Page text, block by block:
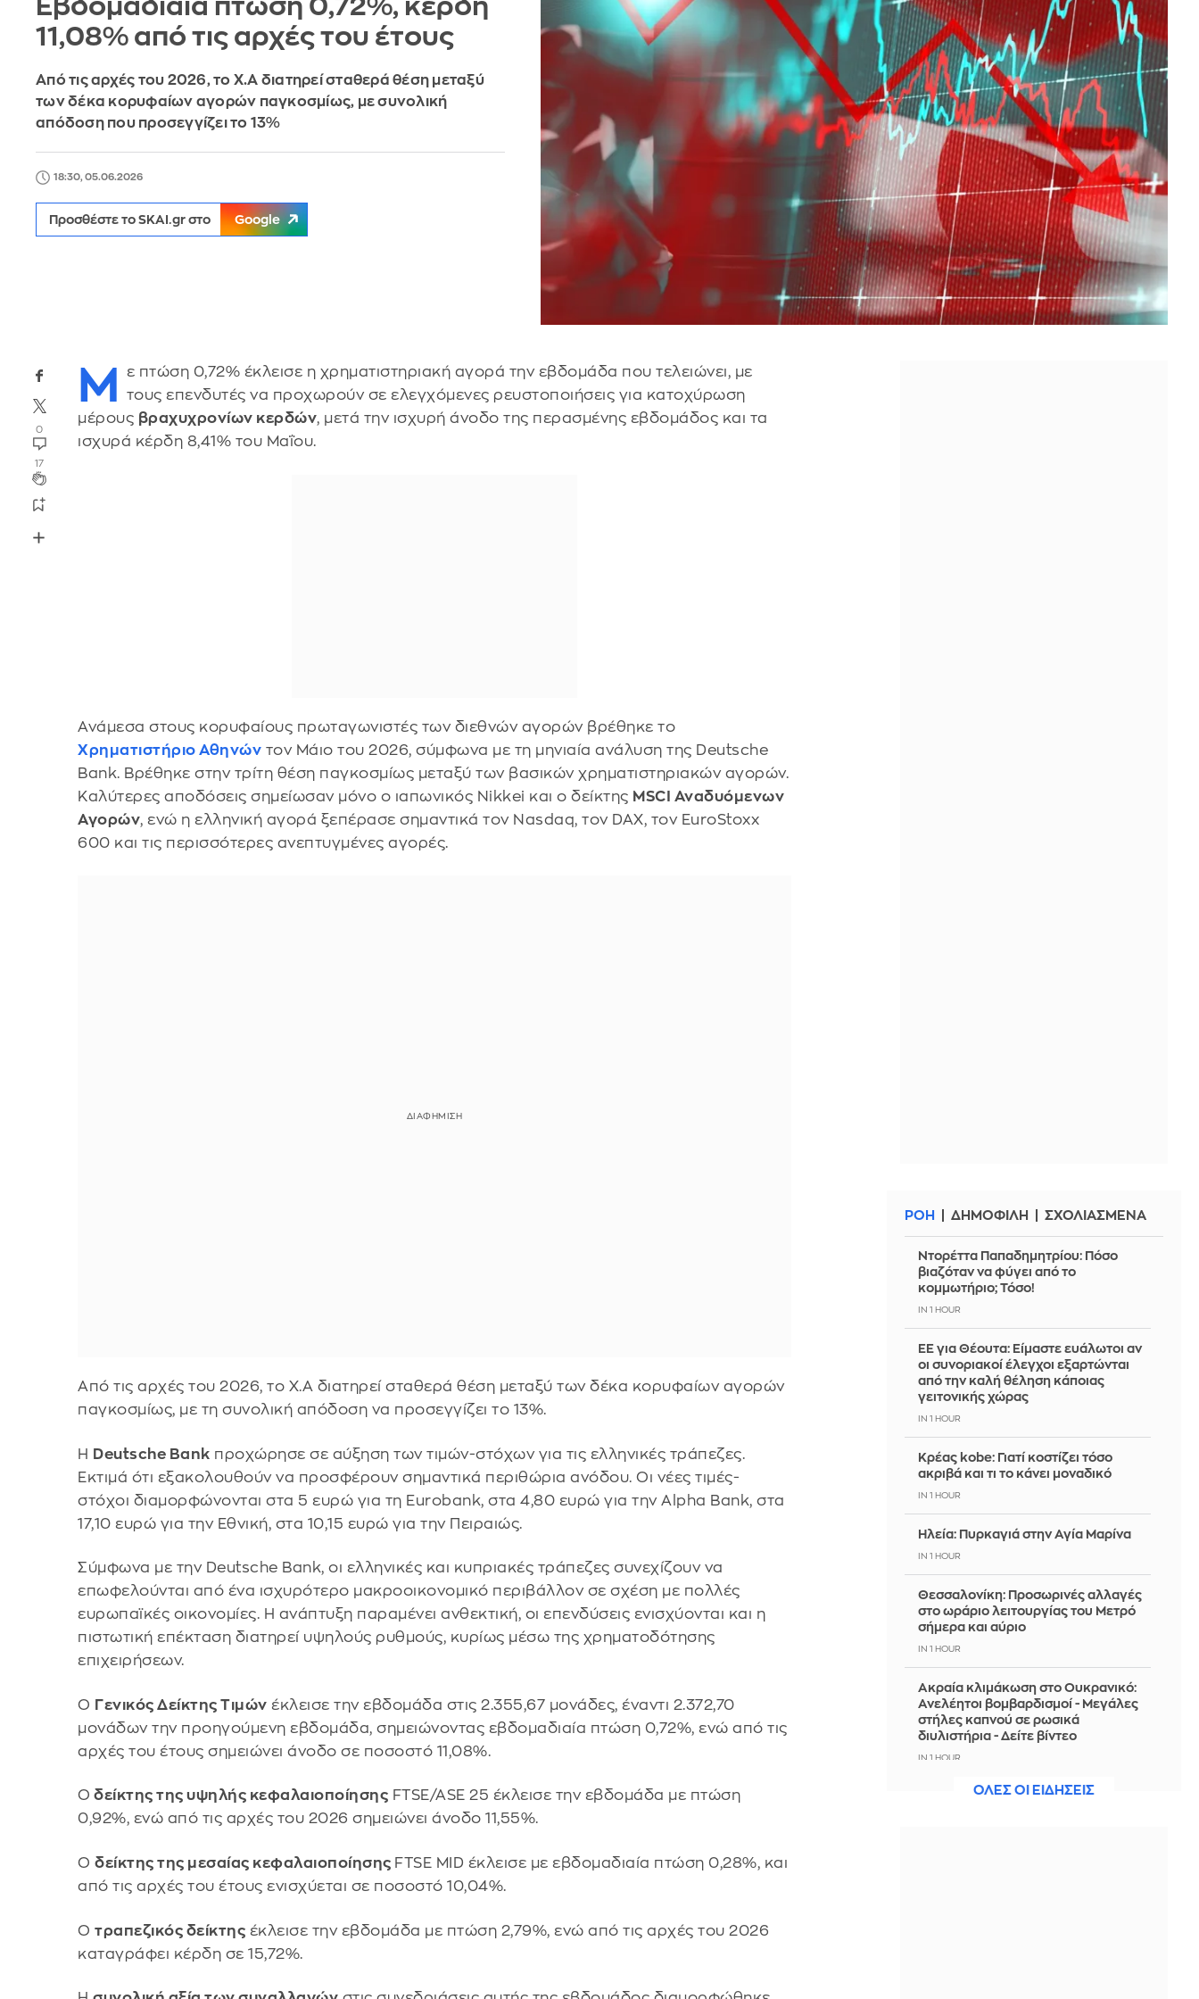
Εβδομαδιαία πτώση 0,72%, κέρδη
11,08% από τις αρχές του έτους
Από τις αρχές του 2026, το Χ.Α διατηρεί σταθερά θέση μεταξύ
των δέκα κορυφαίων αγορών παγκοσμίως, με συνολική
απόδοση που προσεγγίζει το 13%
18:30, 05.06.2026
Προσθέστε το SKAI.gr στο Google
0
17
Μ
ε πτώση 0,72% έκλεισε η χρηματιστηριακή αγορά την εβδομάδα που τελειώνει, με
τους επενδυτές να προχωρούν σε ελεγχόμενες ρευστοποιήσεις για κατοχύρωση
μέρους βραχυχρονίων κερδών, μετά την ισχυρή άνοδο της περασμένης εβδομάδος και τα
ισχυρά κέρδη 8,41% του Μαΐου.
Ανάμεσα στους κορυφαίους πρωταγωνιστές των διεθνών αγορών βρέθηκε το
Χρηματιστήριο Αθηνών τον Μάιο του 2026, σύμφωνα με τη μηνιαία ανάλυση της Deutsche
Bank. Βρέθηκε στην τρίτη θέση παγκοσμίως μεταξύ των βασικών χρηματιστηριακών αγορών.
Καλύτερες αποδόσεις σημείωσαν μόνο ο ιαπωνικός Nikkei και ο δείκτης MSCI Αναδυόμενων
Αγορών, ενώ η ελληνική αγορά ξεπέρασε σημαντικά τον Nasdaq, τον DAX, τον EuroStoxx
600 και τις περισσότερες ανεπτυγμένες αγορές.
Από τις αρχές του 2026, το Χ.Α διατηρεί σταθερά θέση μεταξύ των δέκα κορυφαίων αγορών
παγκοσμίως, με τη συνολική απόδοση να προσεγγίζει το 13%.
Η Deutsche Bank προχώρησε σε αύξηση των τιμών-στόχων για τις ελληνικές τράπεζες.
Εκτιμά ότι εξακολουθούν να προσφέρουν σημαντικά περιθώρια ανόδου. Οι νέες τιμές-
στόχοι διαμορφώνονται στα 5 ευρώ για τη Eurobank, στα 4,80 ευρώ για την Alpha Bank, στα
17,10 ευρώ για την Εθνική, στα 10,15 ευρώ για την Πειραιώς.
Σύμφωνα με την Deutsche Bank, οι ελληνικές και κυπριακές τράπεζες συνεχίζουν να
επωφελούνται από ένα ισχυρότερο μακροοικονομικό περιβάλλον σε σχέση με πολλές
ευρωπαϊκές οικονομίες. Η ανάπτυξη παραμένει ανθεκτική, οι επενδύσεις ενισχύονται και η
πιστωτική επέκταση διατηρεί υψηλούς ρυθμούς, κυρίως μέσω της χρηματοδότησης
επιχειρήσεων.
O Γενικός Δείκτης Τιμών έκλεισε την εβδομάδα στις 2.355,67 μονάδες, έναντι 2.372,70
μονάδων την προηγούμενη εβδομάδα, σημειώνοντας εβδομαδιαία πτώση 0,72%, ενώ από τις
αρχές του έτους σημειώνει άνοδο σε ποσοστό 11,08%.
Ο δείκτης της υψηλής κεφαλαιοποίησης FTSE/ASE 25 έκλεισε την εβδομάδα με πτώση
0,92%, ενώ από τις αρχές του 2026 σημειώνει άνοδο 11,55%.
Οδείκτης της μεσαίας κεφαλαιοποίησης FTSE MID έκλεισε με εβδομαδιαία πτώση 0,28%, και
από τις αρχές του έτους ενισχύεται σε ποσοστό 10,04%.
Οτραπεζικός δείκτης έκλεισε την εβδομάδα με πτώση 2,79%, ενώ από τις αρχές του 2026
καταγράφει κέρδη σε 15,72%.
ΡΟΗ ΔΗΜΟΦΙΛΗ ΣΧΟΛΙΑΣΜΕΝΑ
Ντορέττα Παπαδημητρίου: Πόσο
βιαζόταν να φύγει από το
κομμωτήριο; Τόσο!
IN 1 HOUR
ΕΕ για Θέουτα: Είμαστε ευάλωτοι αν
οι συνοριακοί έλεγχοι εξαρτώνται
από την καλή θέληση κάποιας
γειτονικής χώρας
IN 1 HOUR
Κρέας kobe: Γιατί κοστίζει τόσο
ακριβά και τι το κάνει μοναδικό
IN 1 HOUR
Ηλεία: Πυρκαγιά στην Αγία Μαρίνα
IN 1 HOUR
Θεσσαλονίκη: Προσωρινές αλλαγές
στο ωράριο λειτουργίας του Μετρό
σήμερα και αύριο
IN 1 HOUR
Ακραία κλιμάκωση στο Ουκρανικό:
Ανελέητοι βομβαρδισμοί - Μεγάλες
στήλες καπνού σε ρωσικά
διυλιστήρια - Δείτε βίντεο
IN 1 HOUR
Χαλκιδική: Πυρκαγιά σε χαμηλή
ΟΛΕΣ ΟΙ ΕΙΔΗΣΕΙΣ